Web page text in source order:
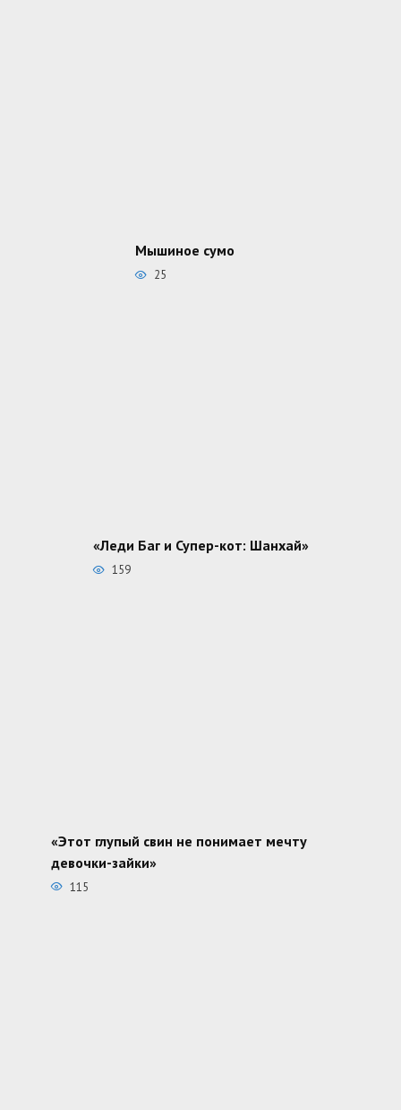
Мышиное сумо
25
«Леди Баг и Супер-кот: Шанхай»
159
«Этот глупый свин не понимает мечту
девочки-зайки»
115